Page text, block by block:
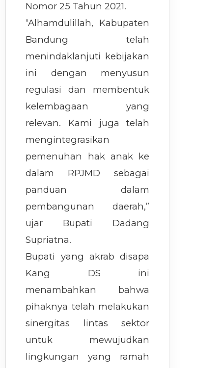
Nomor 25 Tahun 2021.
“Alhamdulillah, Kabupaten
Bandung telah
menindaklanjuti kebijakan
ini dengan menyusun
regulasi dan membentuk
kelembagaan yang
relevan. Kami juga telah
mengintegrasikan
pemenuhan hak anak ke
dalam RPJMD sebagai
panduan dalam
pembangunan daerah,”
ujar Bupati Dadang
Supriatna.
Bupati yang akrab disapa
Kang DS ini
menambahkan bahwa
pihaknya telah melakukan
sinergitas lintas sektor
untuk mewujudkan
lingkungan yang ramah